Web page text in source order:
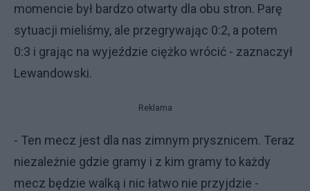
momencie był bardzo otwarty dla obu stron. Parę
sytuacji mieliśmy, ale przegrywając 0:2, a potem
0:3 i grając na wyjeździe ciężko wrócić - zaznaczył
Lewandowski.
Reklama
- Ten mecz jest dla nas zimnym prysznicem. Teraz
niezależnie gdzie gramy i z kim gramy to każdy
mecz będzie walką i nic łatwo nie przyjdzie -